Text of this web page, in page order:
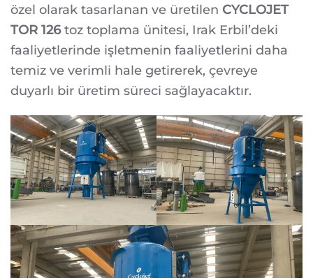
özel olarak tasarlanan ve üretilen CYCLOJET
TOR 126toz toplama ünitesi, Irak Erbil’deki
faaliyetlerinde işletmenin faaliyetlerini daha
temiz ve verimli hale getirerek, çevreye
duyarlı bir üretim süreci sağlayacaktır.